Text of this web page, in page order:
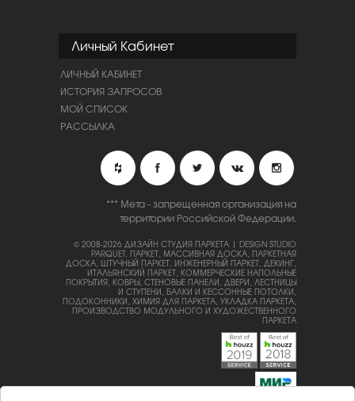
Личный Кабинет
ЛИЧНЫЙ КАБИНЕТ
ИСТОРИЯ ЗАПРОСОВ
МОЙ СПИСОК
РАССЫЛКА
*** Мета - запрещенная организация на
территории Российской Федерации.
© 2008-2026 ДИЗАЙН СТУДИЯ ПАРКЕТА | DESIGN STUDIO
PARQUET. ПАРКЕТ, МАССИВНАЯ ДОСКА, ПАРКЕТНАЯ
ДОСКА, ШТУЧНЫЙ ПАРКЕТ, ИНЖЕНЕРНЫЙ ПАРКЕТ, ДЕКИНГ,
ИТАЛЬЯНСКИЙ ПАРКЕТ, КОММЕРЧЕСКИЕ НАПОЛЬНЫЕ
ПОКРЫТИЯ, КОВРЫ, СТЕНОВЫЕ ПАНЕЛИ, ДВЕРИ, ЛЕСТНИЦЫ
И СТУПЕНИ, БАЛКИ И КЕССОННЫЕ ПОТОЛКИ,
ПОДОКОННИКИ, ХИМИЯ ДЛЯ ПАРКЕТА, УКЛАДКА ПАРКЕТА,
ПРОИЗВОДСТВО МОДУЛЬНОГО И ХУДОЖЕСТВЕННОГО
ПАРКЕТА